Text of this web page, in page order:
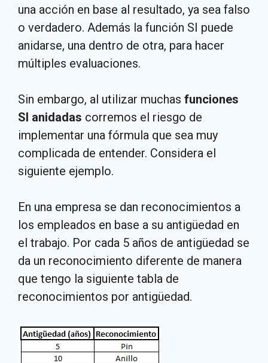
una acción en base al resultado, ya sea falso
o verdadero. Además la función SI puede
anidarse, una dentro de otra, para hacer
múltiples evaluaciones.
Sin embargo, al utilizar muchas funciones
SI anidadas corremos el riesgo de
implementar una fórmula que sea muy
complicada de entender. Considera el
siguiente ejemplo.
En una empresa se dan reconocimientos a
los empleados en base a su antigüedad en
el trabajo. Por cada 5 años de antigüedad se
da un reconocimiento diferente de manera
que tengo la siguiente tabla de
reconocimientos por antigüedad.